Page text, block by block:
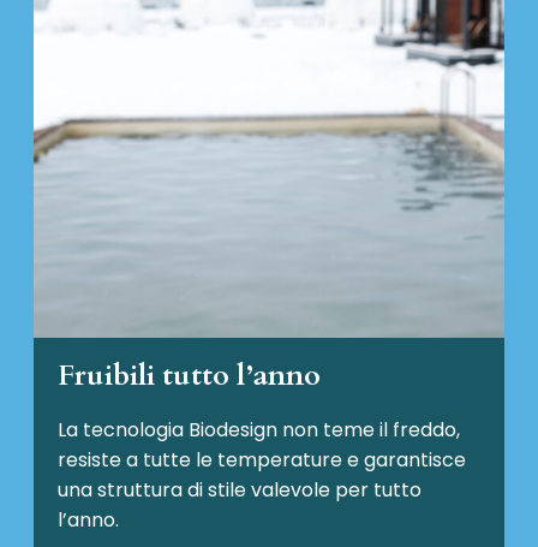
Fruibili tutto l’anno
La tecnologia Biodesign non teme il freddo,
resiste a tutte le temperature e garantisce
una struttura di stile valevole per tutto
l’anno.